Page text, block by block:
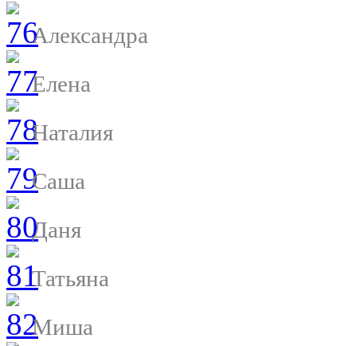
Александра
Елена
Наталия
Саша
Даня
Татьяна
Миша